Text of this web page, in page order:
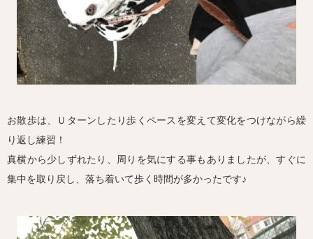
お散歩は、Ｕターンしたり歩くペースを変えて変化をつけながら繰
り返し練習！
真横から少しずれたり、周りを気にする事もありましたが、すぐに
集中を取り戻し、落ち着いて歩く時間が多かったです♪